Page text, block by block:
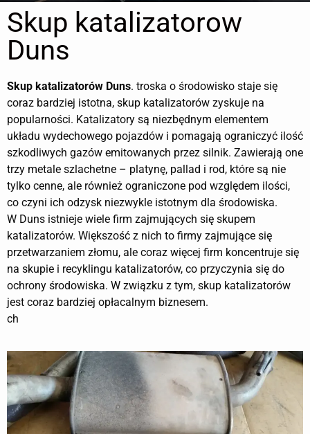
Skup katalizatorow
Duns
Skup katalizatorów Duns. troska o środowisko staje się
coraz bardziej istotna, skup katalizatorów zyskuje na
popularności. Katalizatory są niezbędnym elementem
układu wydechowego pojazdów i pomagają ograniczyć ilość
szkodliwych gazów emitowanych przez silnik. Zawierają one
trzy metale szlachetne – platynę, pallad i rod, które są nie
tylko cenne, ale również ograniczone pod względem ilości,
co czyni ich odzysk niezwykle istotnym dla środowiska.
W Duns istnieje wiele firm zajmujących się skupem
katalizatorów. Większość z nich to firmy zajmujące się
przetwarzaniem złomu, ale coraz więcej firm koncentruje się
na skupie i recyklingu katalizatorów, co przyczynia się do
ochrony środowiska. W związku z tym, skup katalizatorów
jest coraz bardziej opłacalnym biznesem.
ch